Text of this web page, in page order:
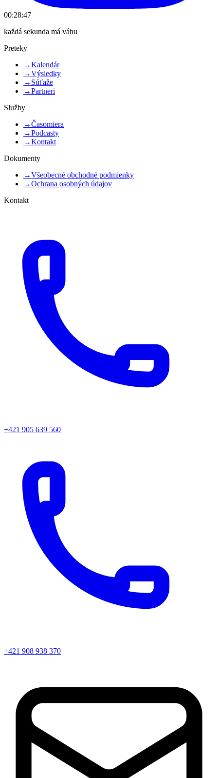
00:28:47
každá sekunda má váhu
Preteky
→Kalendár
→Výsledky
→ Súťaže
→Partneri
Služby
→Časomiera
→Podcasty
→Kontakt
Dokumenty
→Všeobecné obchodné podmienky
→Ochrana osobných údajov
Kontakt
+421 905 639 560
+421 908 938 370